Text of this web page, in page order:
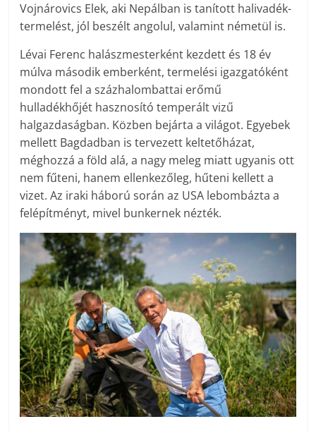
Vojnárovics Elek, aki Nepálban is tanított halivadék-
termelést, jól beszélt angolul, valamint németül is.
Lévai Ferenc halászmesterként kezdett és 18 év
múlva második emberként, termelési igazgatóként
mondott fel a százhalombattai erőmű
hulladékhőjét hasznosító temperált vizű
halgazdaságban. Közben bejárta a világot. Egyebek
mellett Bagdadban is tervezett keltetőházat,
méghozzá a föld alá, a nagy meleg miatt ugyanis ott
nem fűteni, hanem ellenkezőleg, hűteni kellett a
vizet. Az iraki háború során az USA lebombázta a
felépítményt, mivel bunkernek nézték.